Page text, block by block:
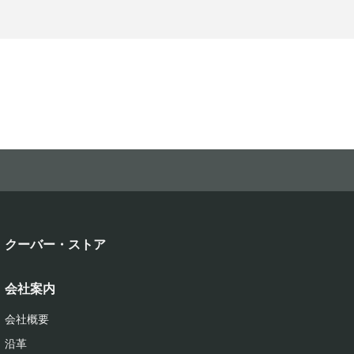
クーバー・ストア
会社案内
会社概要
沿革